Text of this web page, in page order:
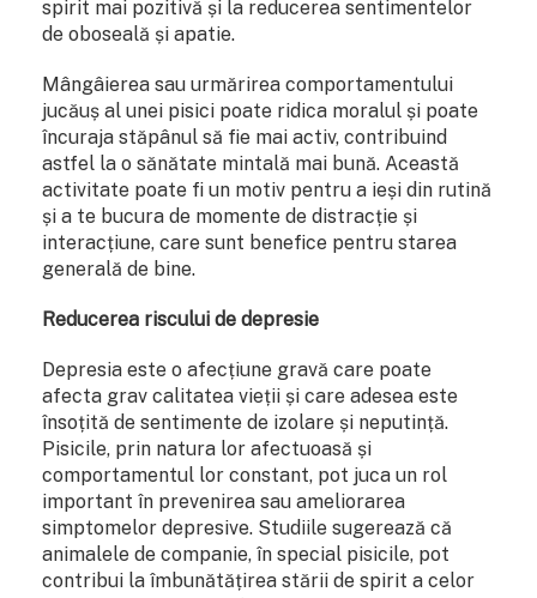
spirit mai pozitivă și la reducerea sentimentelor
de oboseală și apatie.
Mângâierea sau urmărirea comportamentului
jucăuș al unei pisici poate ridica moralul și poate
încuraja stăpânul să fie mai activ, contribuind
astfel la o sănătate mintală mai bună. Această
activitate poate fi un motiv pentru a ieși din rutină
și a te bucura de momente de distracție și
interacțiune, care sunt benefice pentru starea
generală de bine.
Reducerea riscului de depresie
Depresia este o afecțiune gravă care poate
afecta grav calitatea vieții și care adesea este
însoțită de sentimente de izolare și neputință.
Pisicile, prin natura lor afectuoasă și
comportamentul lor constant, pot juca un rol
important în prevenirea sau ameliorarea
simptomelor depresive. Studiile sugerează că
animalele de companie, în special pisicile, pot
contribui la îmbunătățirea stării de spirit a celor